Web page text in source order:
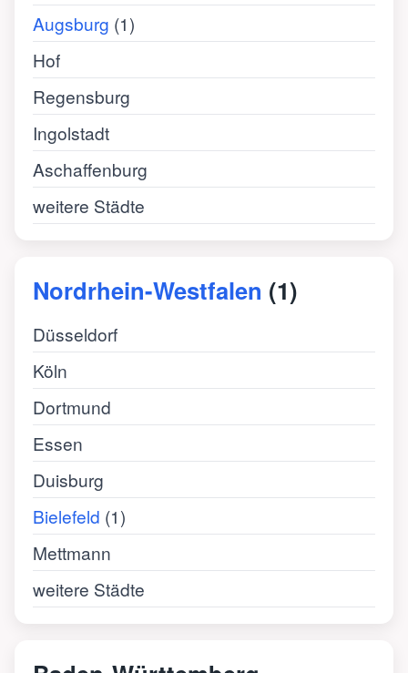
Augsburg (1)
Hof
Regensburg
Ingolstadt
Aschaffenburg
weitere Städte
Nordrhein-Westfalen (1)
Düsseldorf
Köln
Dortmund
Essen
Duisburg
Bielefeld (1)
Mettmann
weitere Städte